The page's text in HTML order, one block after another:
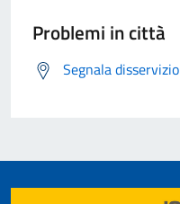
Problemi in città
Segnala disservizio